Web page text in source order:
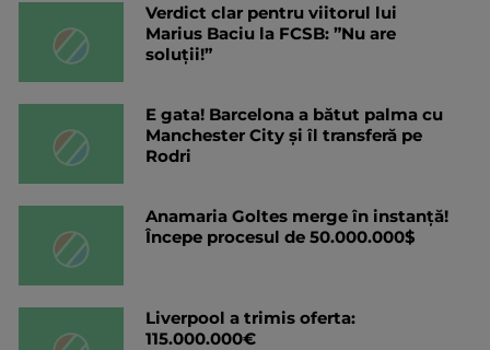
Verdict clar pentru viitorul lui
Marius Baciu la FCSB: ”Nu are
soluții!”
E gata! Barcelona a bătut palma cu
Manchester City și îl transferă pe
Rodri
Anamaria Goltes merge în instanță!
Începe procesul de 50.000.000$
Liverpool a trimis oferta:
115.000.000€